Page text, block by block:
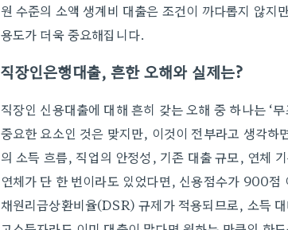
원 수준의 소액 생계비 대출은 조건이 까다롭지 않
용도가 더욱 중요해집니다.
직장인은행대출, 흔한 오해와 실제는?
직장인 신용대출에 대해 흔히 갖는 오해 중 하나는 ‘
중요한 요소인 것은 맞지만, 이것이 전부라고 생각
의 소득 흐름, 직업의 안정성, 기존 대출 규모, 연체
연체가 단 한 번이라도 있었다면, 신용점수가 900
채원리금상환비율(DSR) 규제가 적용되므로, 소득